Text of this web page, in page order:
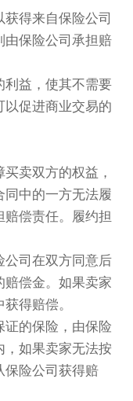
得来自保险公司
由保险公司承担赔
利益，使其不需要
以促进商业交易的
卖双方的权益，
同中的一方无法履
偿责任。履约担
公司在双方同意后
赔偿金。如果卖家
得赔偿。
证的保险，由保险
，如果卖家无法按
保险公司获得赔